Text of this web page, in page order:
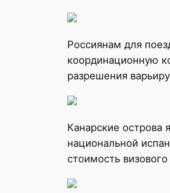
Россиянам для
координационную
разрешения
Канарские острова
национальной
стоимость